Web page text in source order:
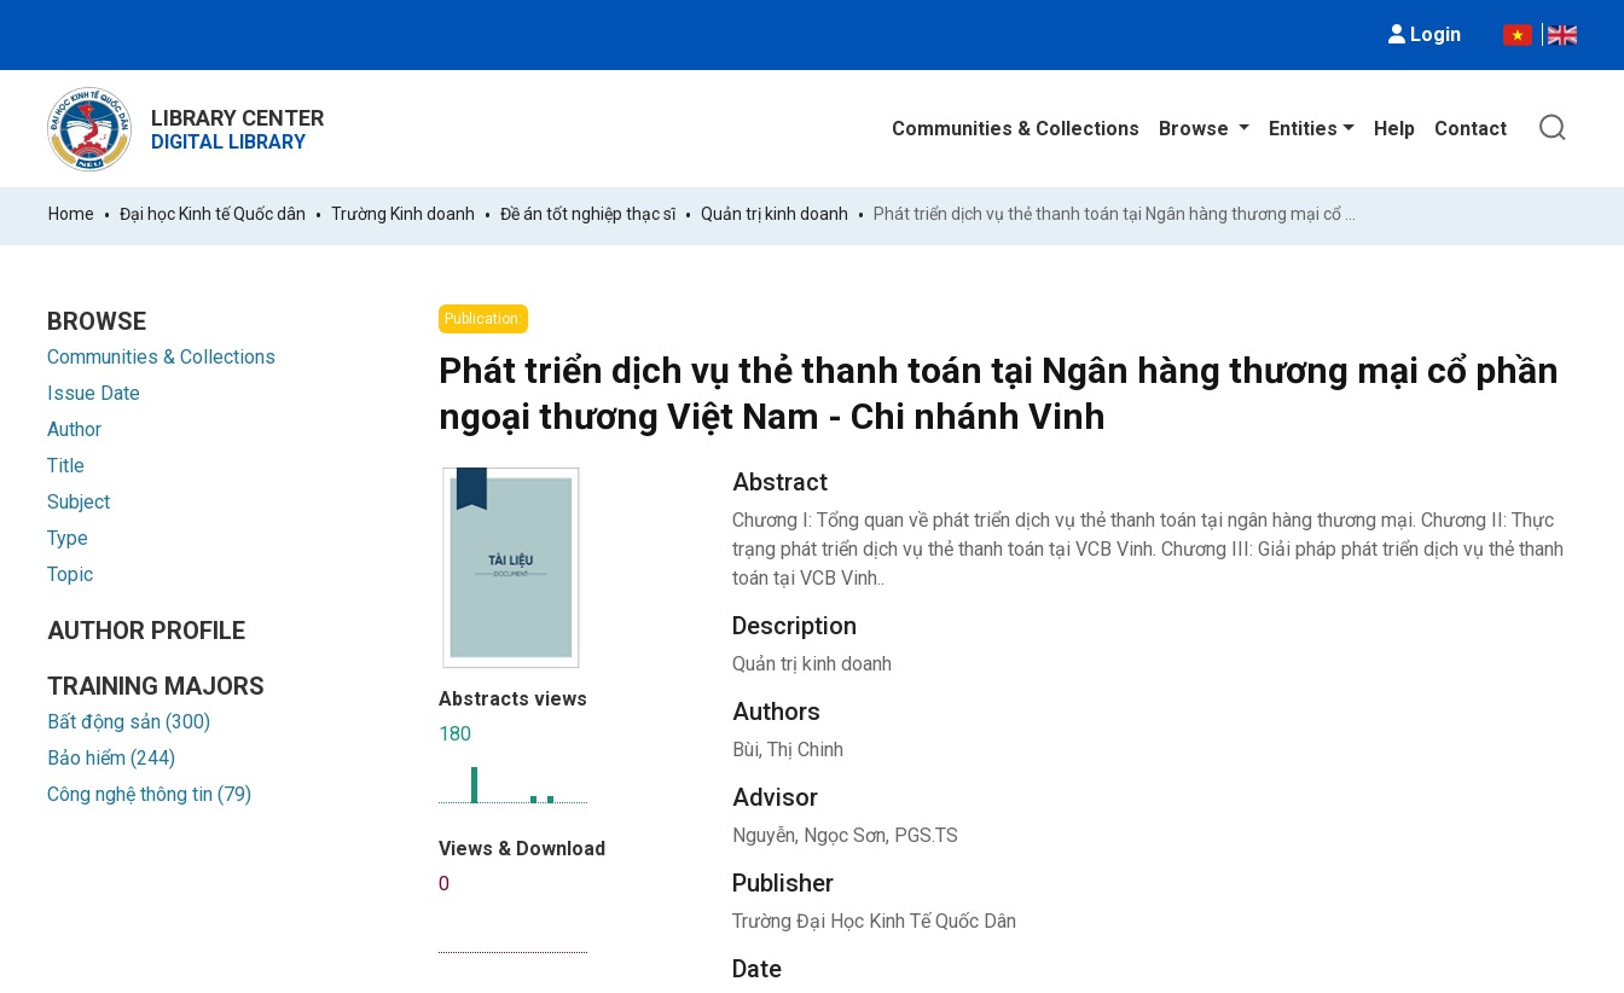
Login
LIBRARY CENTER
DIGITAL LIBRARY
Communities & Collections Browse Entities Help Contact
Home Đại học Kinh tế Quốc dân Trường Kinh doanh Đề án tốt nghiệp thạc sĩ Quản trị kinh doanh
BROWSE
Communities & Collections
Issue Date
Author
Title
Subject
Type
Topic
AUTHOR PROFILE
TRAINING MAJORS
Bất động sản (300)
Bảo hiểm (244)
Công nghệ thông tin (79)
Publication:
Phát triển dịch vụ thẻ thanh toán tại Ngân hàng thương mại cổ phần
ngoại thương Việt Nam - Chi nhánh Vinh
Abstracts views
180
Views & Download
0
Abstract
Chương I: Tổng quan về phát triển dịch vụ thẻ thanh toán tại ngân hàng thương mại. Chương II: Thực
trạng phát triển dịch vụ thẻ thanh toán tại VCB Vinh. Chương III: Giải pháp phát triển dịch vụ thẻ thanh
toán tại VCB Vinh..
Description
Quản trị kinh doanh
Authors
Bùi, Thị Chinh
Advisor
Nguyễn, Ngọc Sơn, PGS.TS
Publisher
Trường Đại Học Kinh Tế Quốc Dân
Date